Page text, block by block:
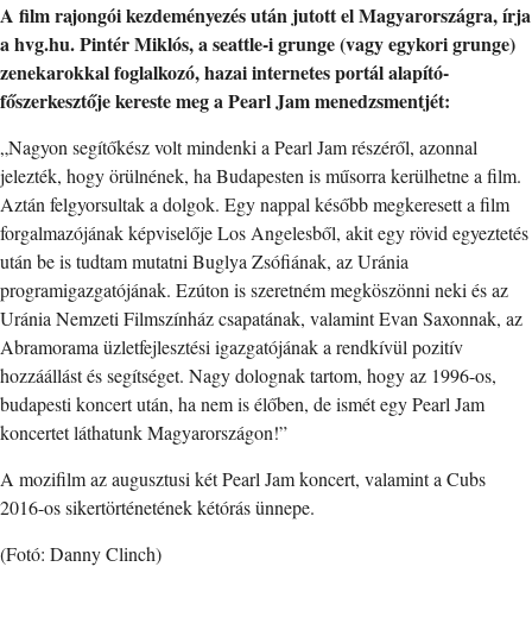
A film rajongói kezdeményezés után jutott el Magyarországra, írja
a hvg.hu. Pintér Miklós, a seattle-i grunge (vagy egykori grunge)
zenekarokkal foglalkozó, hazai internetes portál alapító-
főszerkesztője kereste meg a Pearl Jam menedzsmentjét:
„Nagyon segítőkész volt mindenki a Pearl Jam részéről, azonnal
jelezték, hogy örülnének, ha Budapesten is műsorra kerülhetne a film.
Aztán felgyorsultak a dolgok. Egy nappal később megkeresett a film
forgalmazójának képviselője Los Angelesből, akit egy rövid egyeztetés
után be is tudtam mutatni Buglya Zsófiának, az Uránia
programigazgatójának. Ezúton is szeretném megköszönni neki és az
Uránia Nemzeti Filmszínház csapatának, valamint Evan Saxonnak, az
Abramorama üzletfejlesztési igazgatójának a rendkívül pozitív
hozzáállást és segítséget. Nagy dolognak tartom, hogy az 1996-os,
budapesti koncert után, ha nem is élőben, de ismét egy Pearl Jam
koncertet láthatunk Magyarországon!”
A mozifilm az augusztusi két Pearl Jam koncert, valamint a Cubs
2016-os sikertörténetének kétórás ünnepe.
(Fotó: Danny Clinch)